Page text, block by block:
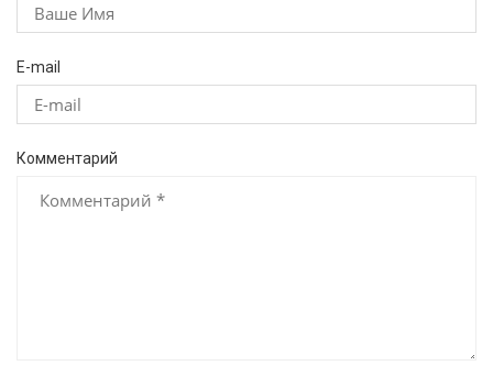
E-mail
Комментарий